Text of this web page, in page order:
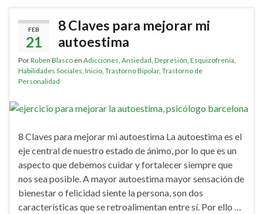
FEB
21
8 Claves para mejorar mi
autoestima
PorRuben Blasco en Adicciones Ansiedad Depresión Esquizofrenia
Habilidades Sociales Inicio Trastorno Bipolar, Trastorno de
Personalidad
8 Claves para mejorar mi autoestima La autoestima es el
eje central de nuestro estado de ánimo, por lo que es un
aspecto que debemos cuidar y fortalecer siempre que
nos sea posible. A mayor autoestima mayor sensación de
bienestar o felicidad siente la persona, son dos
características que se retroalimentan entre sí. Por ello …